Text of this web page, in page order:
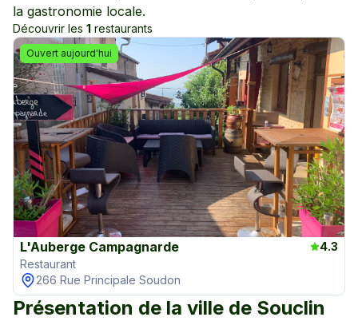
la gastronomie locale.
Découvrir les 1 restaurants
Ouvert aujourd'hui
L'Auberge Campagnarde
4.3
Restaurant
266 Rue Principale Soudon
Présentation de la ville de Souclin